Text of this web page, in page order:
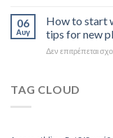
06
Αυγ
How to start
tips for new
Δεν επιτρέπεται
TAG CLOUD